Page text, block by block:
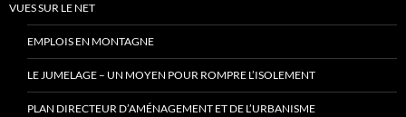
VUES SUR LE NET
EMPLOIS EN MONTAGNE
LE JUMELAGE – UN MOYEN POUR ROMPRE L’ISOLEMENT
PLAN DIRECTEUR D’AMÉNAGEMENT ET DE L’URBANISME